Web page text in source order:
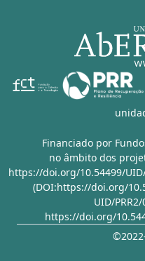
Financiado por
no âmbito dos
https://doi.org/10.54499/
(DOI:https://doi.org/
UID/
https://doi.org/